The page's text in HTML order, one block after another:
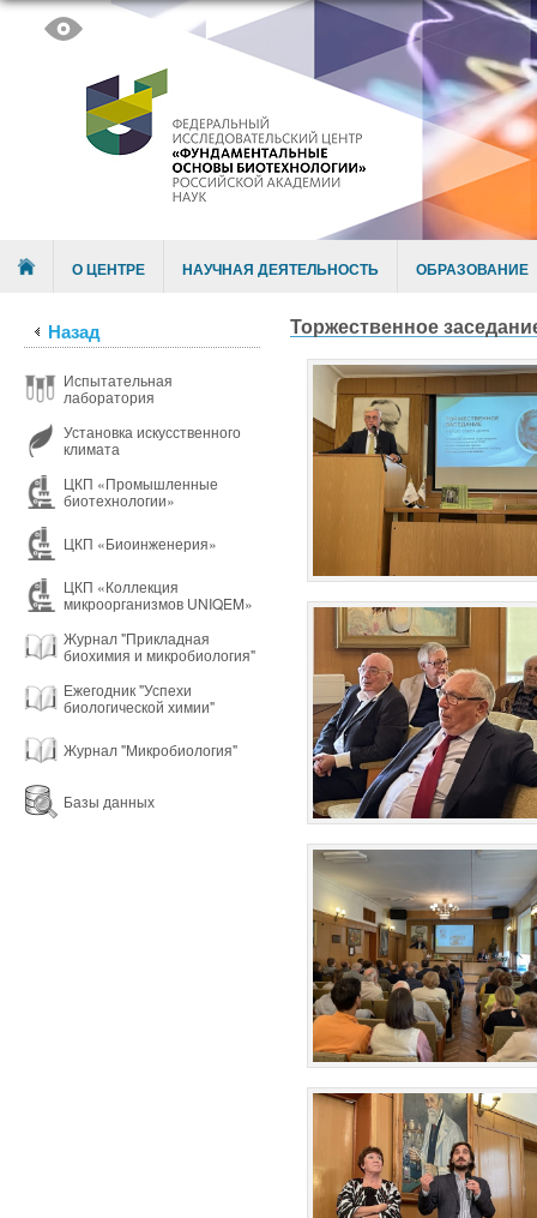
Menu О ЦЕНТРЕ НАУЧНАЯ ДЕЯТЕЛЬНОСТЬ ОБРАЗОВАНИЕ
Назад
Испытательная
лаборатория
Установка искусственного
климата
ЦКП «Промышленные
биотехнологии»
ЦКП «Биоинженерия»
ЦКП «Коллекция
микроорганизмов UNIQEM»
Журнал "Прикладная
биохимия и микробиология"
Ежегодник "Успехи
биологической химии"
Журнал "Микробиология"
Базы данных
Торжественное